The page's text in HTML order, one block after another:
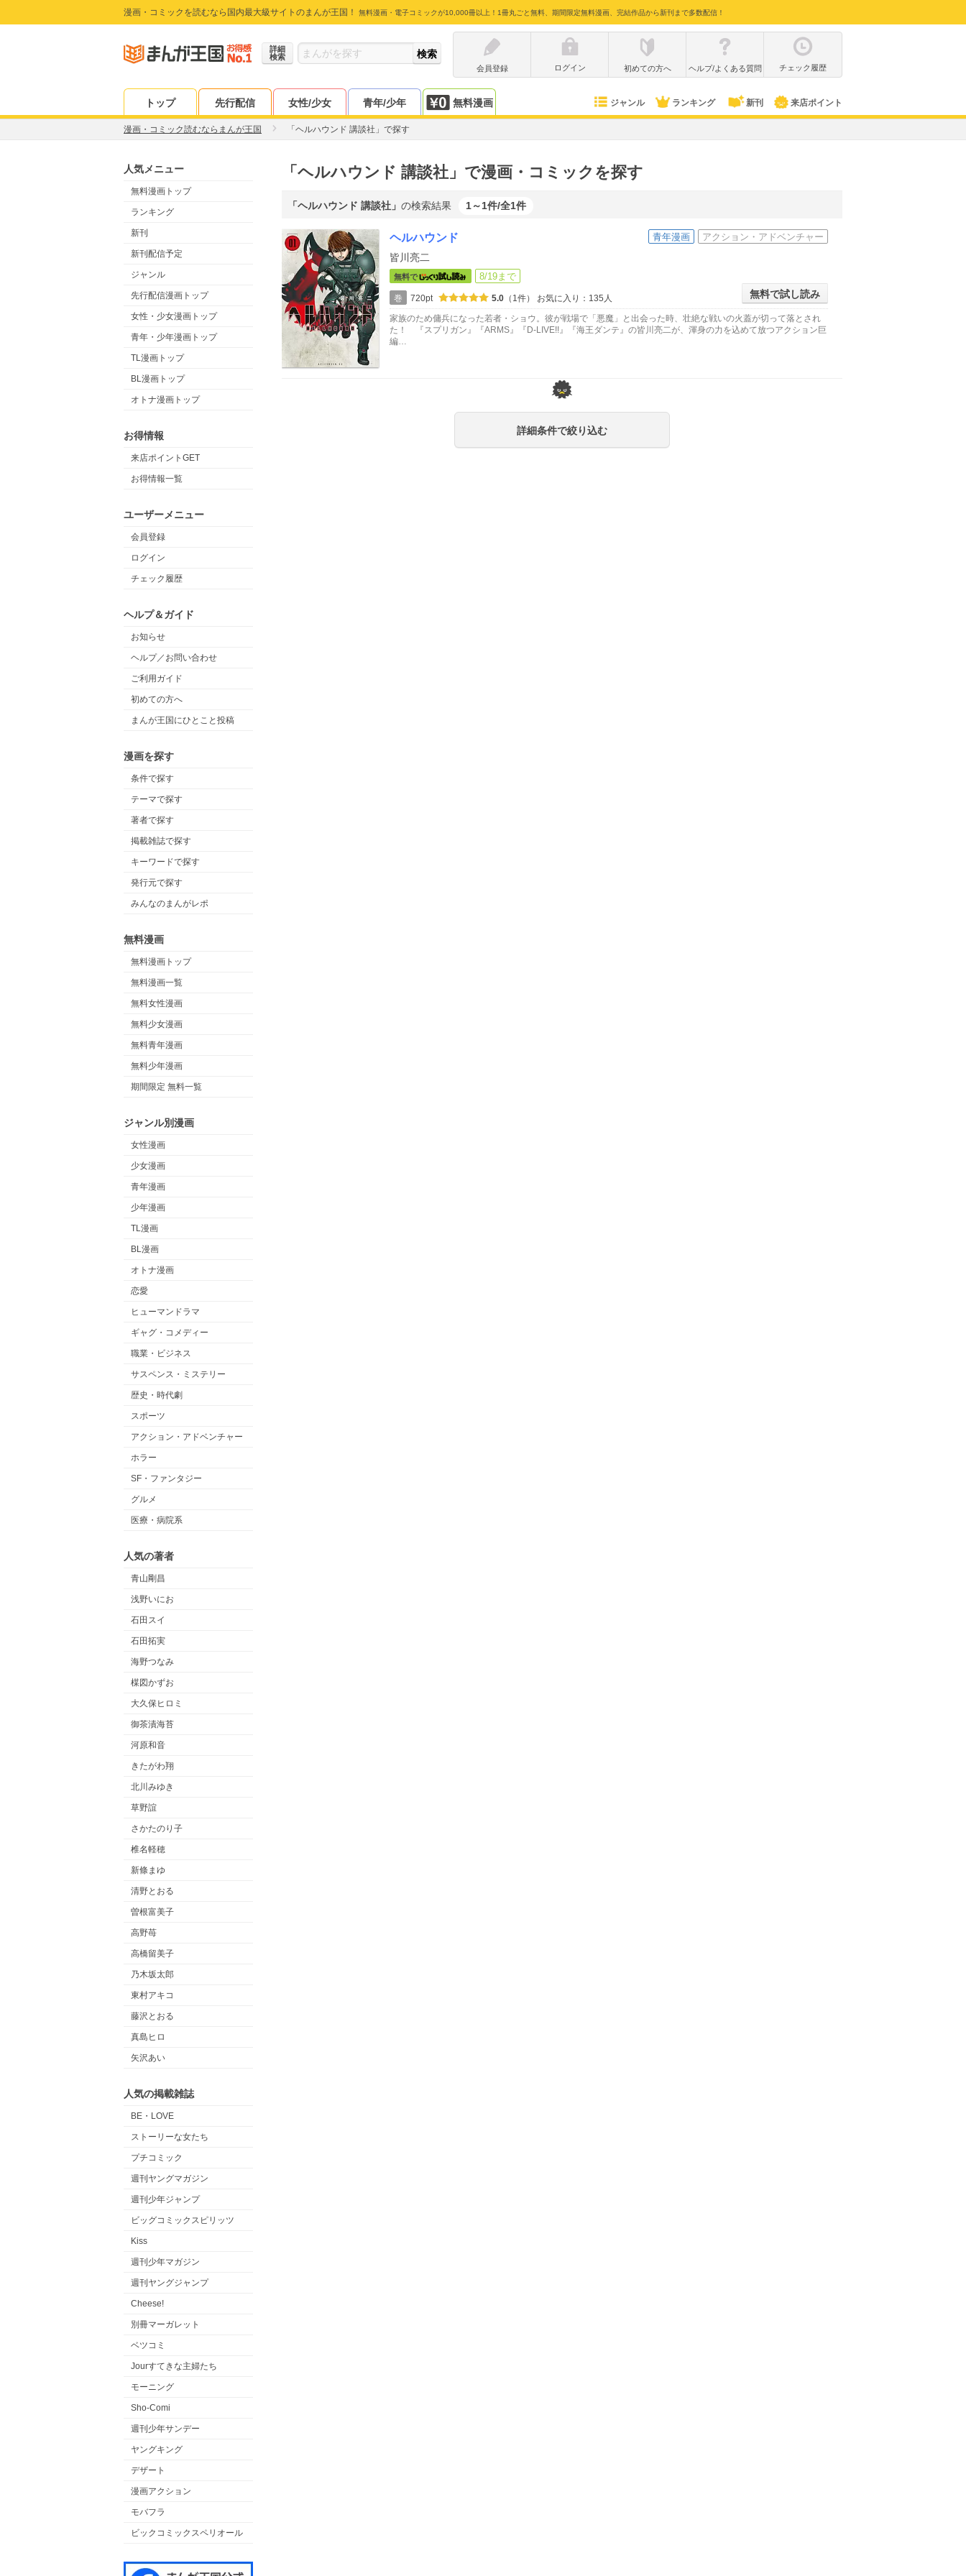
漫画・コミックを読むなら国内最大級サイトのまんが王国！ 無料漫画・電子コミックが10,000冊以上！1冊丸ごと無料、期間限定無料漫画、完結作品から新刊まで多数配信！
詳細
検索
会員登録
ログイン 初めての方へ ヘルプ/よくある質問 チェック履歴
トップ 先行配信 女性/少女 青年/少年 無料漫画 ジャンル ランキング 新刊 来店ポイント
漫画・コミック読むならまんが王国 「ヘルハウンド 講談社」で探す
人気メニュー
無料漫画トップ
ランキング
新刊
新刊配信予定
ジャンル
先行配信漫画トップ
女性・少女漫画トップ
青年・少年漫画トップ
TL漫画トップ
BL漫画トップ
オトナ漫画トップ
お得情報
来店ポイントGET
お得情報一覧
ユーザーメニュー
会員登録
ログイン
チェック履歴
ヘルプ＆ガイド
お知らせ
ヘルプ／お問い合わせ
ご利用ガイド
初めての方へ
まんが王国にひとこと投稿
漫画を探す
条件で探す
テーマで探す
著者で探す
掲載雑誌で探す
キーワードで探す
発行元で探す
みんなのまんがレポ
無料漫画
無料漫画トップ
無料漫画一覧
無料女性漫画
無料少女漫画
無料青年漫画
無料少年漫画
期間限定 無料一覧
ジャンル別漫画
女性漫画
少女漫画
青年漫画
少年漫画
TL漫画
BL漫画
オトナ漫画
恋愛
ヒューマンドラマ
ギャグ・コメディー
職業・ビジネス
サスペンス・ミステリー
歴史・時代劇
スポーツ
アクション・アドベンチャー
ホラー
SF・ファンタジー
グルメ
医療・病院系
人気の著者
青山剛昌
浅野いにお
石田スイ
石田拓実
海野つなみ
楳図かずお
大久保ヒロミ
御茶漬海苔
河原和音
きたがわ翔
北川みゆき
草野誼
さかたのり子
椎名軽穂
新條まゆ
清野とおる
曽根富美子
高野苺
高橋留美子
乃木坂太郎
東村アキコ
藤沢とおる
真島ヒロ
矢沢あい
人気の掲載雑誌
BE・LOVE
ストーリーな女たち
プチコミック
週刊ヤングマガジン
週刊少年ジャンプ
ビッグコミックスピリッツ
Kiss
週刊少年マガジン
週刊ヤングジャンプ
Cheese!
別冊マーガレット
ベツコミ
Jourすてきな主婦たち
モーニング
Sho-Comi
週刊少年サンデー
ヤングキング
デザート
漫画アクション
モバフラ
ビックコミックスペリオール
「ヘルハウンド 講談社」で漫画・コミックを探す
「ヘルハウンド 講談社」 の検索結果 1～1件/全1件
青年漫画 アクション・アドベンチャー
ヘルハウンド
皆川亮二
無料で 8/19まで
無料で試し読み
巻 720pt 5.0 （1件）
お気に入り：135人
家族のため傭兵になった若者・ショウ。彼が戦場で「悪魔」と出会った時、壮絶な戦いの火蓋が切って落とされ
た！ 『スプリガン』『ARMS』『D-LIVE!!』『海王ダンテ』の皆川亮二が、渾身の力を込めて放つアクション巨
編…
詳細条件で絞り込む